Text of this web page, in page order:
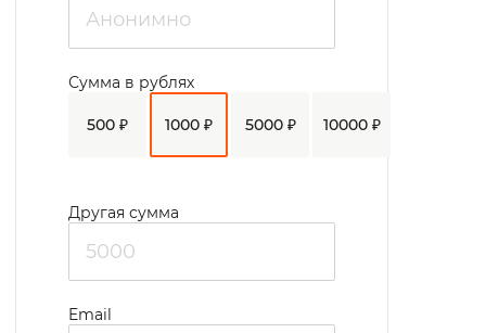
500 ₽ 1000 ₽ 5000 ₽ 10000 ₽
Сумма в рублях
Другая сумма
Email